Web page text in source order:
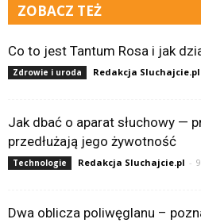
ZOBACZ TEŻ
Co to jest Tantum Rosa i jak
Zdrowie i uroda Redakcja Sluchajcie.pl
Jak dbać o aparat słuchowy —
przedłużają jego żywotność
Technologie Redakcja Sluchajcie.pl -
Dwa oblicza poliwęglanu –